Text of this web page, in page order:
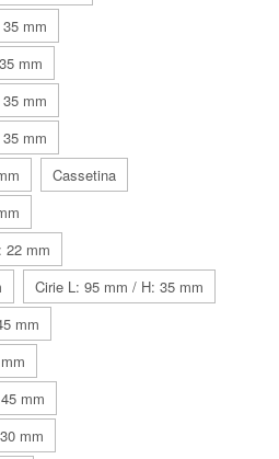
mm
mm
mm
mm
Cassetina
22 mm
Cirie L: 95 mm / H: 35 mm
mm
mm
mm